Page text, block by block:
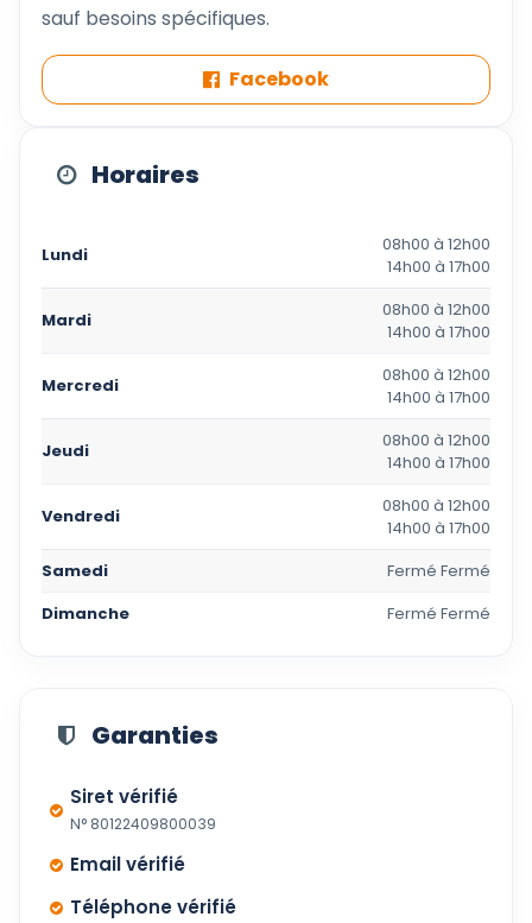
sauf besoins spécifiques.
Facebook
Horaires
Lundi
08h00 à 12h00
14h00 à 17h00
Mardi
08h00 à 12h00
14h00 à 17h00
Mercredi
08h00 à 12h00
14h00 à 17h00
Jeudi
08h00 à 12h00
14h00 à 17h00
Vendredi
08h00 à 12h00
14h00 à 17h00
Samedi
Fermé Fermé
Dimanche
Fermé Fermé
Garanties
Siret vérifié
N° 80122409800039
Email vérifié
Téléphone vérifié